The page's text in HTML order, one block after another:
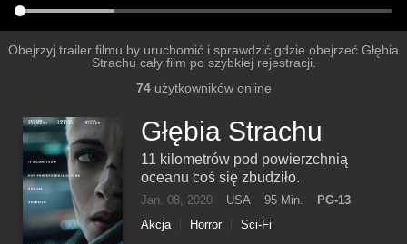
Obejrzyj trailer filmu by uruchomić i sprawdzić gdzie obejrzeć Głębia
Strachu cały film po szybkiej rejestracji.
74użytkowników online
Głębia Strachu
11 kilometrów pod powierzchnią
oceanu coś się zbudziło.
Jan. 08, 2020 USA 95 Min.
PG-13
Akcja
Horror Sci-Fi